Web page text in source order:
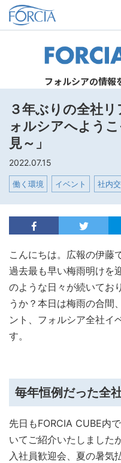
フォルシアの情報
３年ぶりの全社
ォルシアへよう
見～」
2022.07.15
働く環境 イベント 社内
こんにちは。広報の伊藤
過去最も早い梅雨明けを
のような日々が続いてお
うか？ 本日は梅雨の合間
ント、フォルシア全社イ
す。
毎年恒例だった全
先日もFORCIA CUBE内で
いてご紹介いたしました
入社員歓迎会、夏の暑気